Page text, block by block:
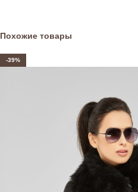
Похожие товары
-39%